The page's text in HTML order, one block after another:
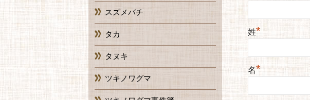
姓*
名*
スズメバチ
タカ
タヌキ
ツキノワグマ